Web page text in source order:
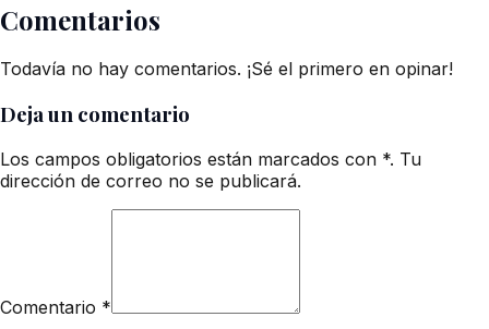
Comentarios
Todavía no hay comentarios. ¡Sé el primero en opinar!
Deja un comentario
Los campos obligatorios están marcados con *. Tu
dirección de correo no se publicará.
Comentario *